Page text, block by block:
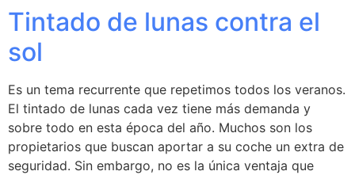
Tintado de lunas contra el
sol
Es un tema recurrente que repetimos todos los veranos.
El tintado de lunas cada vez tiene más demanda y
sobre todo en esta época del año. Muchos son los
propietarios que buscan aportar a su coche un extra de
seguridad. Sin embargo, no es la única ventaja que